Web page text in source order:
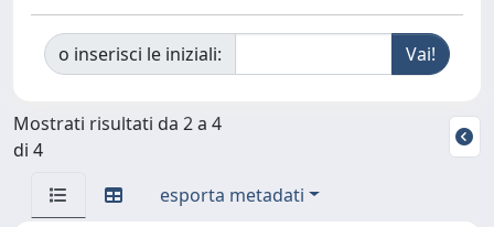
o inserisci le iniziali:
Mostrati risultati da 2 a 4
di 4
esporta metadati